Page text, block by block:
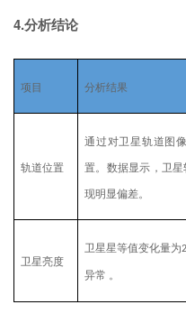
4.分析结论
项目 分析结果
轨道位置
通过对卫星轨道图
置。数据显示，卫
现明显偏差。
卫星亮度
卫星星等值变化量为
异常 。